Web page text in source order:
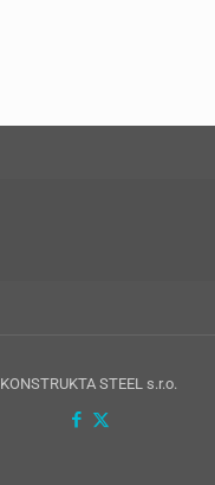
KONSTRUKTA STEEL s.r.o.